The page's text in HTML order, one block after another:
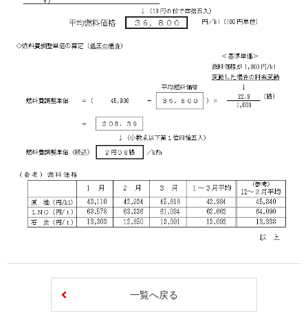
一覧へ戻る